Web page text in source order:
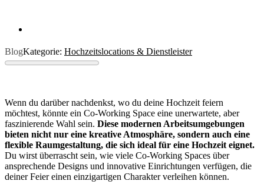
BlogKategorie: Hochzeitslocations & Dienstleister
Wenn du darüber nachdenkst, wo du deine Hochzeit feiern
möchtest, könnte ein Co-Working Space eine unerwartete, aber
faszinierende Wahl sein. Diese modernen Arbeitsumgebungen
bieten nicht nur eine kreative Atmosphäre, sondern auch eine
flexible Raumgestaltung, die sich ideal für eine Hochzeit eignet.
Du wirst überrascht sein, wie viele Co-Working Spaces über
ansprechende Designs und innovative Einrichtungen verfügen, die
deiner Feier einen einzigartigen Charakter verleihen können.